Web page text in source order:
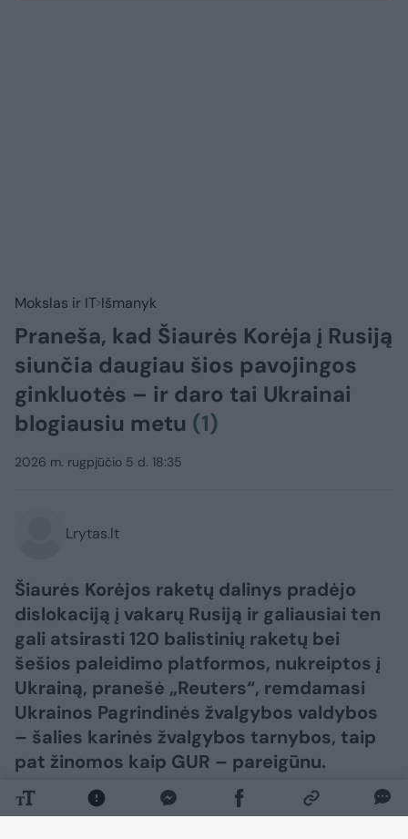
Mokslas ir IT Išmanyk
Praneša, kad Šiaurės Korėja į Rusiją
siunčia daugiau šios pavojingos
ginkluotės – ir daro tai Ukrainai
blogiausiu metu (1)
2026 m. rugpjūčio 5 d. 18:35
Lrytas.lt
Šiaurės Korėjos raketų dalinys pradėjo
dislokaciją į vakarų Rusiją ir galiausiai ten
gali atsirasti 120 balistinių raketų bei
šešios paleidimo platformos, nukreiptos į
Ukrainą, pranešė „Reuters“, remdamasi
Ukrainos Pagrindinės žvalgybos valdybos
– šalies karinės žvalgybos tarnybos, taip
pat žinomos kaip GUR – pareigūnu.